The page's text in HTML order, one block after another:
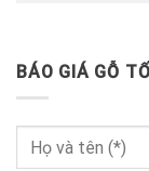
BÁO GIÁ GỖ